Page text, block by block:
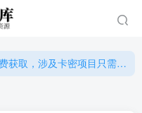
需单独购卡密（位置：网站右下悬浮按钮）
需单独购卡密（位置：网站右下悬浮按钮）